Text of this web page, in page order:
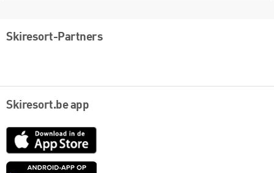
Skiresort-Partners
Skiresort.be app
App
Google